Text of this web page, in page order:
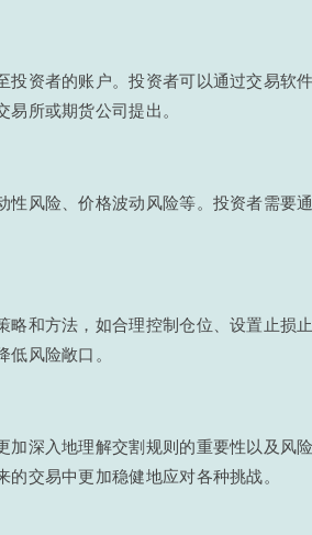
资者的账户。投资者可以通过交易软
所或期货公司提出。
性风险、价格波动风险等。投资者需要
和方法，如合理控制仓位、设置止损
风险敞口。
深入地理解交割规则的重要性以及风
交易中更加稳健地应对各种挑战。